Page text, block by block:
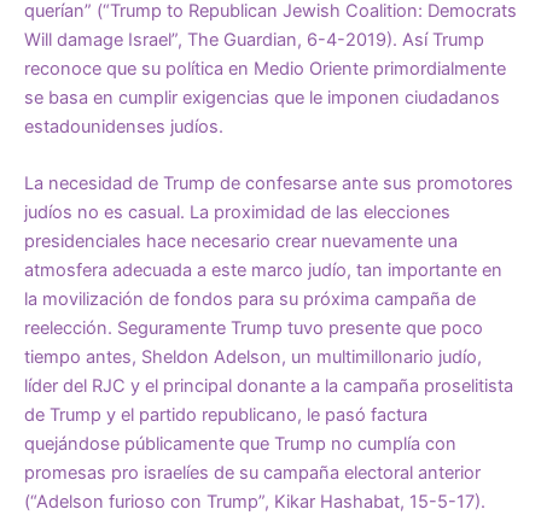
querían” (“Trump to Republican Jewish Coalition: Democrats
Will damage Israel”, The Guardian, 6-4-2019). Así Trump
reconoce que su política en Medio Oriente primordialmente
se basa en cumplir exigencias que le imponen ciudadanos
estadounidenses judíos.
La necesidad de Trump de confesarse ante sus promotores
judíos no es casual. La proximidad de las elecciones
presidenciales hace necesario crear nuevamente una
atmosfera adecuada a este marco judío, tan importante en
la movilización de fondos para su próxima campaña de
reelección. Seguramente Trump tuvo presente que poco
tiempo antes, Sheldon Adelson, un multimillonario judío,
líder del RJC y el principal donante a la campaña proselitista
de Trump y el partido republicano, le pasó factura
quejándose públicamente que Trump no cumplía con
promesas pro israelíes de su campaña electoral anterior
(“Adelson furioso con Trump”, Kikar Hashabat, 15-5-17).